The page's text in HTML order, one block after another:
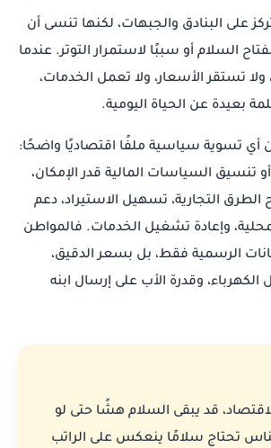
على البنادق والجبهات، لكنها تنسى أن
السلام أو سببًا لاستمرار التوتر. عندما
ولا تستقر الأسعار، ولا تعمل الخدمات،
بعيدة عن الحياة اليومية.
أي تسوية سياسية ملفًا اقتصاديًا واضحًا:
تنسيق السياسات المالية قدر الإمكان،
الطرق التجارية، تسهيل الاستيراد، دعم
وإعادة تشغيل الخدمات. فالمواطن
الرسمية فقط، بل بسعر الدقيق،
الكهرباء، وقدرة الأب على إرسال ابنه
قد يبقى السلام هشًا حتى لو
تحتاج سلامًا ينعكس على الراتب